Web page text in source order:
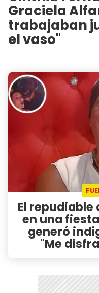
Graciela
trabajaban
el vaso"
El
en una
generó
"Me